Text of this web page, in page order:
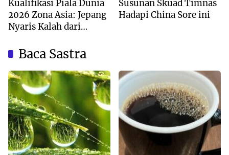
Kualifikasi Piala Dunia
2026 Zona Asia: Jepang
Nyaris Kalah dari
Susunan Skuad Timnas
Hadapi China Sore ini
Baca Sastra